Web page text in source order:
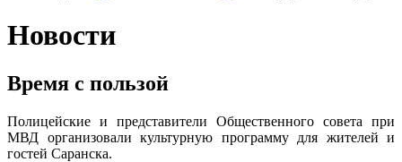
Новости
Время с пользой
Полицейские и представители Общественного совета при
МВД организовали культурную программу для жителей и
гостей Саранска.